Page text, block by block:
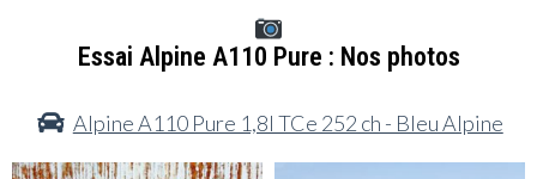
Essai Alpine A110 Pure : Nos photos
Alpine A110 Pure 1,8l TCe 252 ch - Bleu Alpine